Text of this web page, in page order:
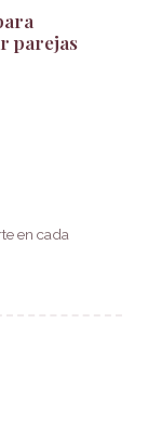
parejas
en cada